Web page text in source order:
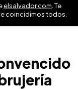
elsalvador.com . Te
coincidimos todos.